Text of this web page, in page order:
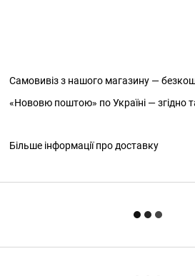
Самовивіз з нашого магазину —
«Нововю поштою» по Україні — згідно
Більше інформації про доставку